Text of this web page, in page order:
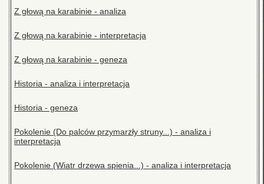
Z głową na karabinie - analiza
Z głową na karabinie - interpretacja
Z głową na karabinie - geneza
Historia - analiza i interpretacja
Historia - geneza
Pokolenie (Do palców przymarzły struny...) - analiza i
interpretacja
Pokolenie (Wiatr drzewa spienia...) - analiza i interpretacja